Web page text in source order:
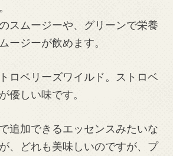
スムージーや、グリーンで栄養
ージーが飲めます。
ロベリーズワイルド。ストロベ
優しい味です。
追加できるエッセンスみたいな
、どれも美味しいのですが、プ